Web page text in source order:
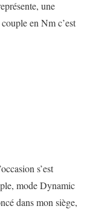
une
en Nm c’est
s’est
mode Dynamic
dans mon siège,